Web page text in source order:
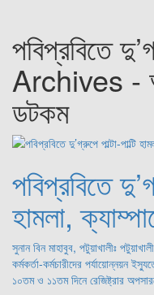
পবিপ্রবিতে
Archives -
ডটকম
পবিপ্রবিতে
হামলা,
সুনান বিন মাহাবুব, পটুয়াখালীঃ
কর্মকর্তা-কর্মচারীদের পর্যায়োন্নয়ন
১০তম ও ১১তম দিনে রেজিষ্ট্রার